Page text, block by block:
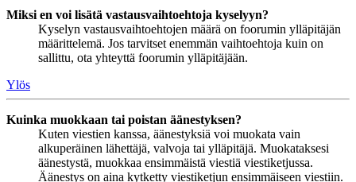
Miksi en voi lisätä vastausvaihtoehtoja kyselyyn?
Kyselyn vastausvaihtoehtojen määrä on foorumin ylläpitäjän
määrittelemä. Jos tarvitset enemmän vaihtoehtoja kuin on
sallittu, ota yhteyttä foorumin ylläpitäjään.
Ylös
Kuinka muokkaan tai poistan äänestyksen?
Kuten viestien kanssa, äänestyksiä voi muokata vain
alkuperäinen lähettäjä, valvoja tai ylläpitäjä. Muokataksesi
äänestystä, muokkaa ensimmäistä viestiä viestiketjussa.
Äänestys on aina kytketty viestiketjun ensimmäiseen viestiin.